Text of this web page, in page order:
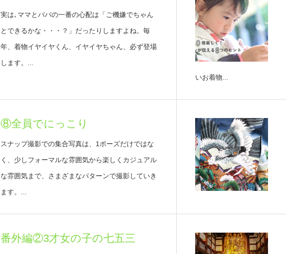
実は､ママとパパの一番の心配は「ご機嫌でちゃん
とできるかな・・・？」だったりしますよね。毎
年、着物イヤイヤくん、イヤイヤちゃん、必ず登場
します。...
いお着物...
⑧全員でにっこり
スナップ撮影での集合写真は、1ポーズだけではな
く、少しフォーマルな雰囲気から楽しくカジュアル
な雰囲気まで、さまざまなパターンで撮影していき
ます。...
番外編②3才女の子の七五三